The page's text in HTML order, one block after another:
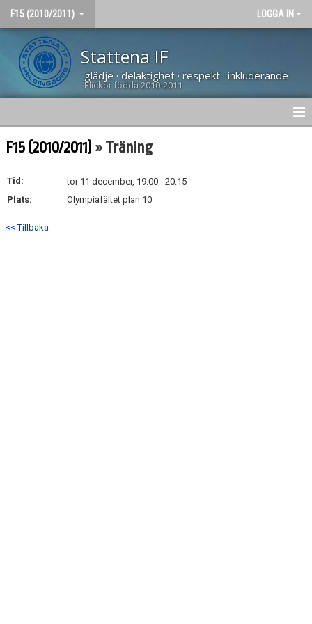
F15 (2010/2011) LOGGA IN
Stattena IF
glädje · delaktighet · respekt · inkluderande
Flickor födda 2010-2011
HEM
NYHETER
DOKUMENT
BILDGALLERI
F15 (2010/2011) » Träning
Tid:
tor 11 december, 19:00 - 20:15
Plats:
Olympiafältet plan 10
<< Tillbaka